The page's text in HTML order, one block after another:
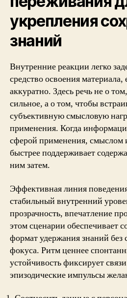
укрепления
знаний
Внутренние реакции легко
средство освоения
аккуратно. Здесь речь не о
сильное, а о том, чтобы
субъективную смысловую
применения. Когда
сферой применения, смыслом
быстрее поддерживает
ним затем.
Эффективная линия
стабильный внутренний
прозрачность, впечатление
этом сценарии обеспечивает
формат удержания знаний без
фокуса. Ритм ценнее
устойчивость фиксирует
эпизодические импульсы